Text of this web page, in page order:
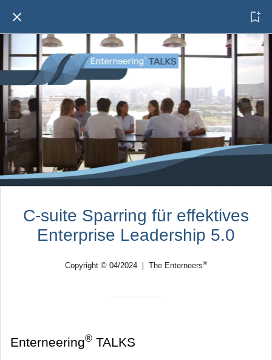
C-suite Sparring für effektives
Enterprise Leadership 5.0
Copyright © 04/2024 ❘ The Enterneers®
Enterneering® TALKS